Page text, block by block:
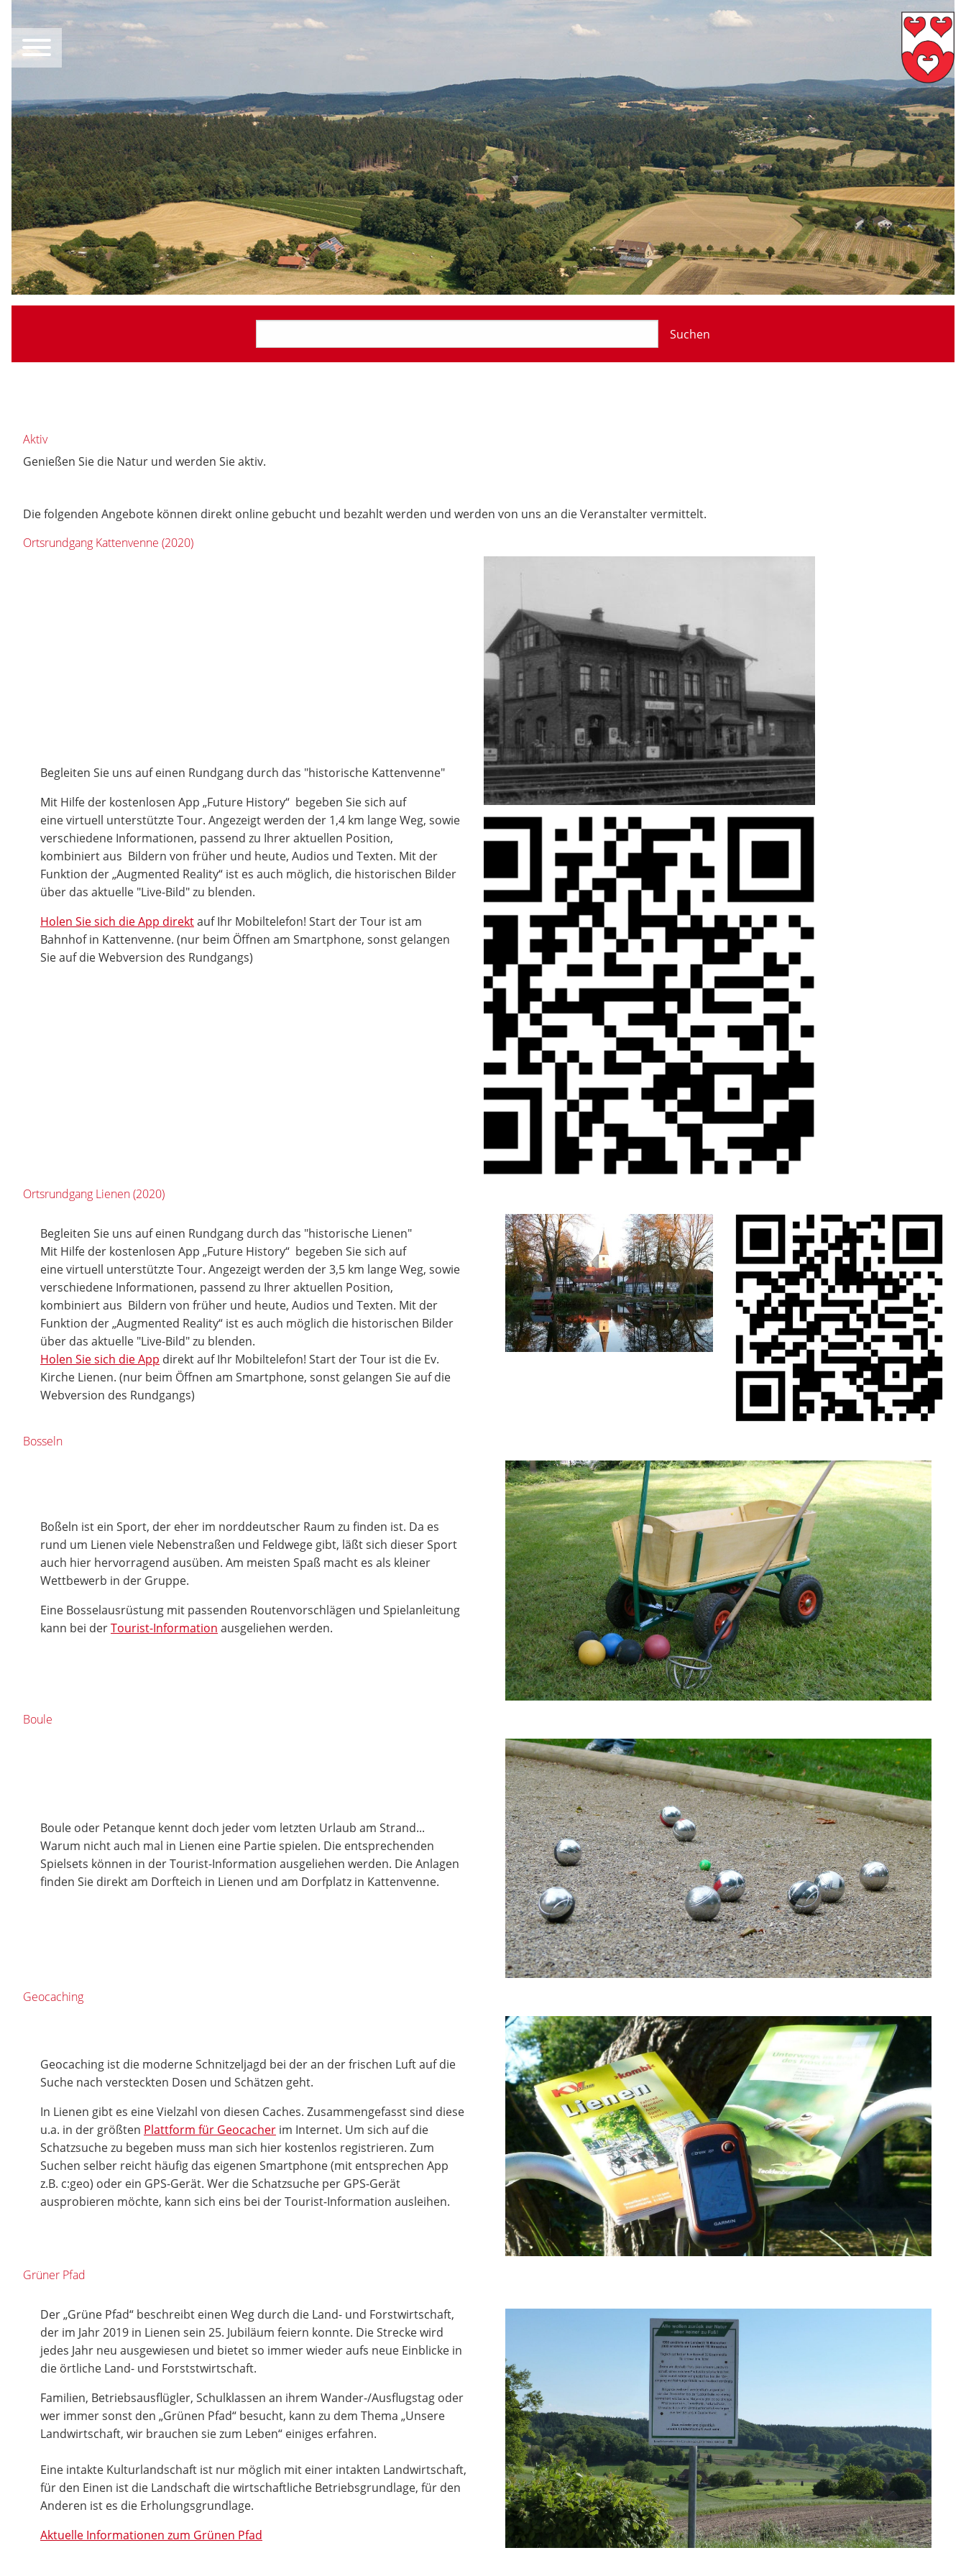
Suchen
Aktiv
Genießen Sie die Natur und werden Sie aktiv.
Die folgenden Angebote können direkt online gebucht und bezahlt werden und werden von uns an die Veranstalter vermittelt.
Ortsrundgang Kattenvenne (2020)
Begleiten Sie uns auf einen Rundgang durch das "historische Kattenvenne"
Mit Hilfe der kostenlosen App „Future History“ begeben Sie sich auf
eine virtuell unterstützte Tour. Angezeigt werden der 1,4 km lange Weg, sowie
verschiedene Informationen, passend zu Ihrer aktuellen Position,
kombiniert aus Bildern von früher und heute, Audios und Texten. Mit der
Funktion der „Augmented Reality“ ist es auch möglich, die historischen Bilder
über das aktuelle "Live-Bild" zu blenden.
Holen Sie sich die App direktauf Ihr Mobiltelefon! Start der Tour ist am
Bahnhof in Kattenvenne. (nur beim Öffnen am Smartphone, sonst gelangen
Sie auf die Webversion des Rundgangs)
Ortsrundgang Lienen (2020)
Begleiten Sie uns auf einen Rundgang durch das "historische Lienen"
Mit Hilfe der kostenlosen App „Future History“ begeben Sie sich auf
eine virtuell unterstützte Tour. Angezeigt werden der 3,5 km lange Weg, sowie
verschiedene Informationen, passend zu Ihrer aktuellen Position,
kombiniert aus Bildern von früher und heute, Audios und Texten. Mit der
Funktion der „Augmented Reality“ ist es auch möglich die historischen Bilder
über das aktuelle "Live-Bild" zu blenden.
Holen Sie sich die App direkt auf Ihr Mobiltelefon! Start der Tour ist die Ev.
Kirche Lienen. (nur beim Öffnen am Smartphone, sonst gelangen Sie auf die
Webversion des Rundgangs)
Bosseln
Boßeln ist ein Sport, der eher im norddeutscher Raum zu finden ist. Da es
rund um Lienen viele Nebenstraßen und Feldwege gibt, läßt sich dieser Sport
auch hier hervorragend ausüben. Am meisten Spaß macht es als kleiner
Wettbewerb in der Gruppe.
Eine Bosselausrüstung mit passenden Routenvorschlägen und Spielanleitung
kann bei derTourist-Information ausgeliehen werden.
Boule
Boule oder Petanque kennt doch jeder vom letzten Urlaub am Strand...
Warum nicht auch mal in Lienen eine Partie spielen. Die entsprechenden
Spielsets können in der Tourist-Information ausgeliehen werden. Die Anlagen
finden Sie direkt am Dorfteich in Lienen und am Dorfplatz in Kattenvenne.
Geocaching
Geocaching ist die moderne Schnitzeljagd bei der an der frischen Luft auf die
Suche nach versteckten Dosen und Schätzen geht.
In Lienen gibt es eine Vielzahl von diesen Caches. Zusammengefasst sind diese
u.a. in der größten Plattform für Geocacher im Internet. Um sich auf die
Schatzsuche zu begeben muss man sich hier kostenlos registrieren. Zum
Suchen selber reicht häufig das eigenen Smartphone (mit entsprechen App
z.B. c:geo) oder ein GPS-Gerät. Wer die Schatzsuche per GPS-Gerät
ausprobieren möchte, kann sich eins bei der Tourist-Information ausleihen.
Grüner Pfad
Der „Grüne Pfad“ beschreibt einen Weg durch die Land- und Forstwirtschaft,
der im Jahr 2019 in Lienen sein 25. Jubiläum feiern konnte. Die Strecke wird
jedes Jahr neu ausgewiesen und bietet so immer wieder aufs neue Einblicke in
die örtliche Land- und Forststwirtschaft.
Familien, Betriebsausflügler, Schulklassen an ihrem Wander-/Ausflugstag oder
wer immer sonst den „Grünen Pfad“ besucht, kann zu dem Thema „Unsere
Landwirtschaft, wir brauchen sie zum Leben“ einiges erfahren.
Eine intakte Kulturlandschaft ist nur möglich mit einer intakten Landwirtschaft,
für den Einen ist die Landschaft die wirtschaftliche Betriebsgrundlage, für den
Anderen ist es die Erholungsgrundlage.
Aktuelle Informationen zum Grünen Pfad